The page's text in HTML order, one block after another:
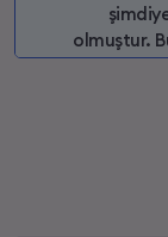
olmuştur.
olma,